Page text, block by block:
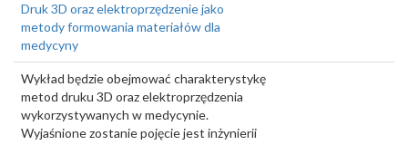
Druk 3D oraz elektroprzędzenie jako
metody formowania materiałów dla
medycyny
Wykład będzie obejmować charakterystykę
metod druku 3D oraz elektroprzędzenia
wykorzystywanych w medycynie.
Wyjaśnione zostanie pojęcie jest inżynierii